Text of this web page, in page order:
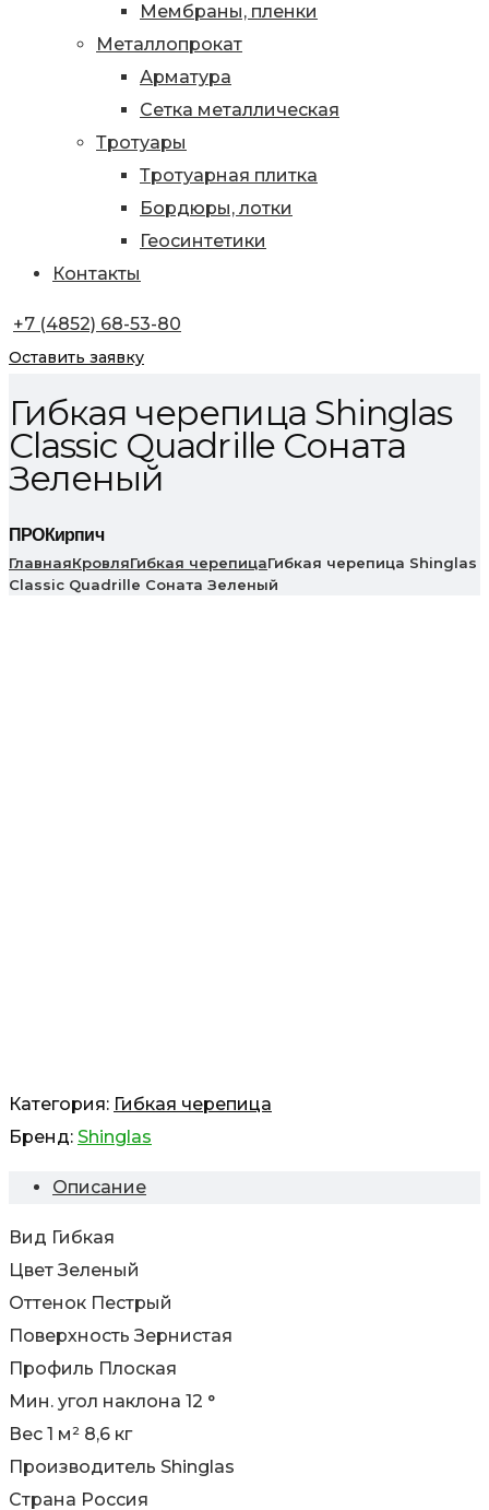
Мембраны, пленки
Металлопрокат
Арматура
Сетка металлическая
Тротуары
Тротуарная плитка
Бордюры, лотки
Геосинтетики
Контакты
+7 (4852) 68-53-80
Оставить заявку
Гибкая черепица Shinglas
Classic Quadrille Соната
Зеленый
ПРОКирпич
ГлавнаяКровляГибкая черепицаГибкая черепица Shinglas
Classic Quadrille Соната Зеленый
Категория: Гибкая черепица
Бренд: Shinglas
Описание
Вид Гибкая
Цвет Зеленый
Оттенок Пестрый
Поверхность Зернистая
Профиль Плоская
Мин. угол наклона 12 °
Вес 1 м² 8,6 кг
Производитель Shinglas
Страна Россия